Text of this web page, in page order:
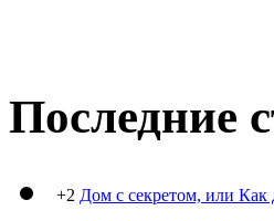
Последние
+2 Дом с секретом, или